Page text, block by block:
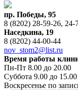
пр. Победы, 95
8 (8202) 28-59-26, 24-
Наседкина, 19
8 (8202) 44-00-44
nov_stom2@list.ru
Время работы
Пн-Пт 8.00 до 20.00
Суббота 9.00 до 15.00
Воскресенье по